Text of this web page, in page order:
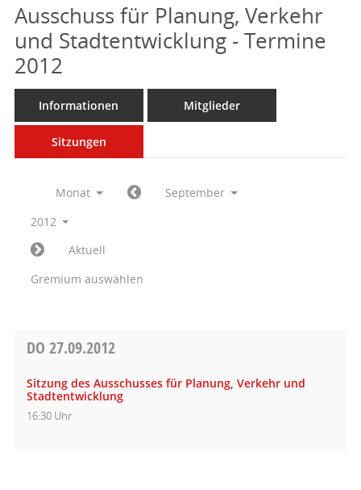
Ausschuss für Planung, Verkehr
und Stadtentwicklung - Termine
2012
Informationen Mitglieder
Sitzungen
Monat
September
2012
Aktuell
Gremium auswählen
DO 27.09.2012
Sitzung des Ausschusses für Planung, Verkehr und
Stadtentwicklung
16:30 Uhr